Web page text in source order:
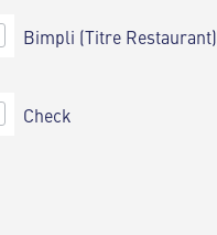
Bimpli (Titre Restaurant)
Check